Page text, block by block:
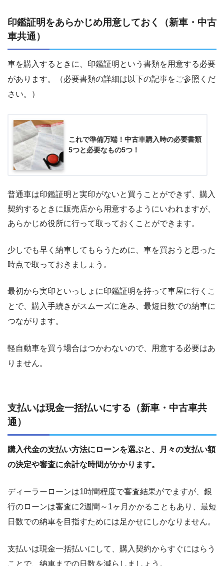
印鑑証明をあらかじめ用意しておく（新車・中古
車共通）
車を購入するときに、印鑑証明という書類を用意する必要
があります。（必要書類の詳細は以下の記事をご参照くだ
さい。）
これで準備万端！中古車購入時の必要書類
5つと必要なもの5つ！
普通車は印鑑証明と実印がないと買うことができず、購入
契約するときに販売店から用意するようにいわれますが、
あらかじめ役所に行って取っておくことができます。
少しでも早く納車してもらうために、車を買おうと思った
時点で取っておきましょう。
最初から実印といっしょに印鑑証明を持って車屋に行くこ
とで、購入手続きがスムーズに進み、最短日数での納車に
つながります。
軽自動車を買う場合はつかわないので、用意する必要はあ
りません。
支払いは現金一括払いにする（新車・中古車共
通）
購入代金の支払い方法にローンを選ぶと、月々の支払い額
の決定や審査に余計な時間がかかります。
ディーラーローンは1時間程度で審査結果がでますが、銀
行のローンは審査に2週間～1ヶ月かかることもあり、最短
日数での納車を目指すためには足かせにしかなりません。
支払いは現金一括払いにして、購入契約からすぐにはらう
ことで、納車までの日数を減らしましょう。